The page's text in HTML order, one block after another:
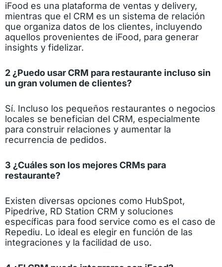
iFood es una plataforma de ventas y delivery,
mientras que el CRM es un sistema de relación
que organiza datos de los clientes, incluyendo
aquellos provenientes de iFood, para generar
insights y fidelizar.
2 ¿Puedo usar CRM para restaurante incluso sin
un gran volumen de clientes?
Sí. Incluso los pequeños restaurantes o negocios
locales se benefician del CRM, especialmente
para construir relaciones y aumentar la
recurrencia de pedidos.
3 ¿Cuáles son los mejores CRMs para
restaurante?
Existen diversas opciones como HubSpot,
Pipedrive, RD Station CRM y soluciones
específicas para food service como es el caso de
Repediu. Lo ideal es elegir en función de las
integraciones y la facilidad de uso.